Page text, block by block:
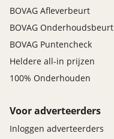
BOVAG Afleverbeurt
BOVAG Onderhoudsbeurt
BOVAG Puntencheck
Heldere all-in prijzen
100% Onderhouden
Voor adverteerders
Inloggen adverteerders